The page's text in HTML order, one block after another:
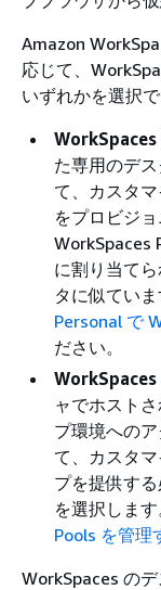
Amazon
応じて、
いずれかを選択で
た専用のデ
て、カスタ
をプロビジ
WorkSpaces
に割り当て
タに似てい
Personal で
ださい。
ャでホスト
プ環境への
て、カスタ
プを提供す
を選択しま
Pools を管理
WorkSpaces の